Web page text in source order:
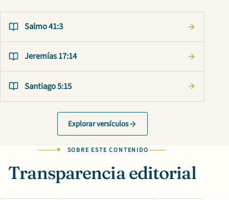
Salmo 41:3
Jeremías 17:14
Santiago 5:15
Explorar versículos
SOBRE ESTE CONTENIDO
Transparencia editorial